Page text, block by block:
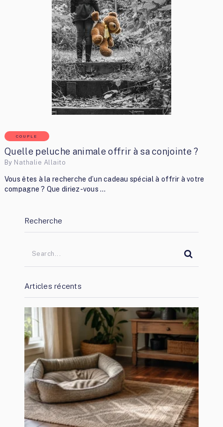
COUPLE
Quelle peluche animale offrir à sa conjointe ?
By Nathalie Allaito
Vous êtes à la recherche d’un cadeau spécial à offrir à votre
compagne ? Que diriez-vous …
Recherche
Articles récents